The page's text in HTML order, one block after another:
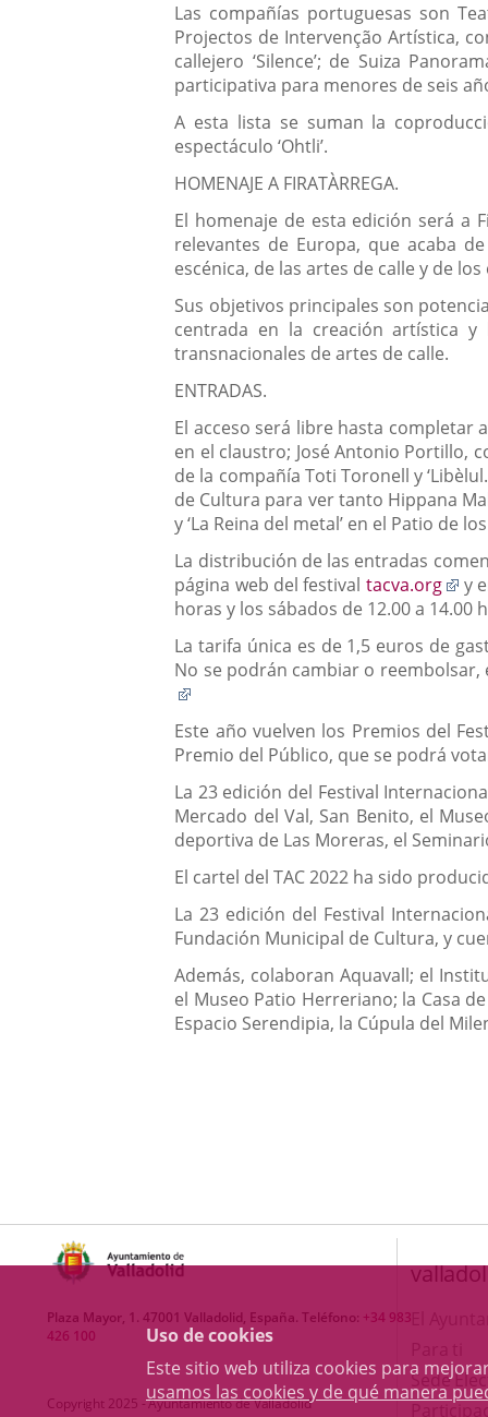
Uso de cookies
Este sitio web utiliza cookies para
usamos las cookies y de qué manera
Las compañías portuguesas son
Projectos de Intervenção Artística,
callejero ‘Silence’; de Suiza
participativa para menores de seis
A esta lista se suman la
espectáculo ‘Ohtli’.
HOMENAJE A FIRATÀRREGA.
El homenaje de esta edición será a
relevantes de Europa, que acaba
escénica, de las artes de calle y de
Sus objetivos principales son
centrada en la creación artística
transnacionales de artes de calle.
ENTRADAS.
El acceso será libre hasta completar
en el claustro; José Antonio Portillo,
de la compañía Toti Toronell y
de Cultura para ver tanto Hippana
y ‘La Reina del metal’ en el Patio de
La distribución de las entradas
página web del festival tacva.org
a
y
horas y los sábados de 12.00 a 14.00
La tarifa única es de 1,5 euros de
No se podrán cambiar o reembolsar,
una
aplicación
externa.
Este año vuelven los Premios del
Premio del Público, que se podrá
La 23 edición del Festival
Mercado del Val, San Benito, el
deportiva de Las Moreras, el
El cartel del TAC 2022 ha sido
La 23 edición del Festival
Fundación Municipal de Cultura, y
Además, colaboran Aquavall; el
el Museo Patio Herreriano; la Casa
Espacio Serendipia, la Cúpula del
Plaza Mayor, 1. 47001 Valladolid, España. Teléfono: +34 983
426 100
Copyright 2025 - Ayuntamiento de Valladolid
Sede